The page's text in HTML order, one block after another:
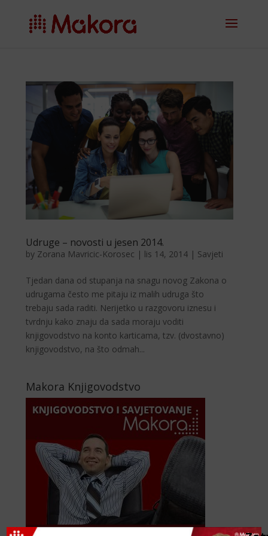
Udruge – novosti u jesen 2014.
by Zorana Mavricic-Korosec | lis 14, 2014 | Savjeti
Tjedan dana od stupanja na snagu novog Zakona o
udrugama često me pitaju iz malih udruga što
trebaju sada raditi. Nerijetko u razgovoru iznesu i
tvrdnju kako znaju da sada moraju voditi
knjigovodstvo na konto karticama, tzv. (dvostavno)
knjigovodstvo, na što odmah...
Makora Knjigovodstvo